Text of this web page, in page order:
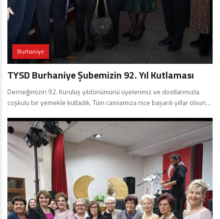
Burhaniye
TYSD Burhaniye Şubemizin 92. Yıl Kutlaması
Derneğimizin 92. Kuruluş yıldönümünü üyelerimiz ve dostlarımızla
coşkulu bir yemekle kutladık. Tüm camiamıza nice başarılı yıllar olsun…